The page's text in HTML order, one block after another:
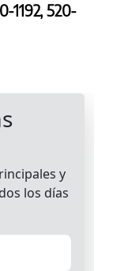
1192, 520-